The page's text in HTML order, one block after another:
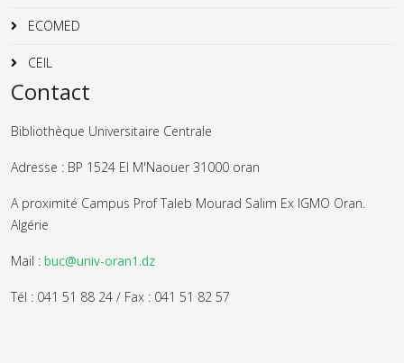
ECOMED
CEIL
Contact
Bibliothèque Universitaire Centrale
Adresse : BP 1524 El M'Naouer 31000 oran
A proximité Campus Prof Taleb Mourad Salim Ex IGMO Oran.
Algérie
Mail : buc@univ-oran1.dz
Tél : 041 51 88 24 / Fax : 041 51 82 57